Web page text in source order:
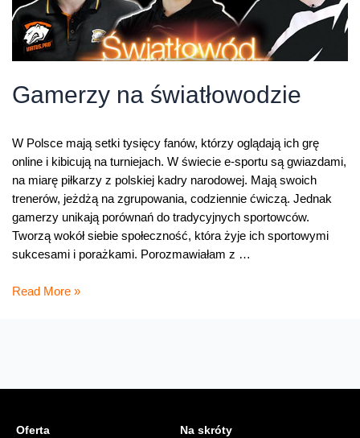
Gamerzy na światłowodzie
W Polsce mają setki tysięcy fanów, którzy oglądają ich grę
online i kibicują na turniejach. W świecie e-sportu są gwiazdami,
na miarę piłkarzy z polskiej kadry narodowej. Mają swoich
trenerów, jeżdżą na zgrupowania, codziennie ćwiczą. Jednak
gamerzy unikają porównań do tradycyjnych sportowców.
Tworzą wokół siebie społeczność, która żyje ich sportowymi
sukcesami i porażkami. Porozmawiałam z …
Gamerzy
Read More »
Oferta Na skróty